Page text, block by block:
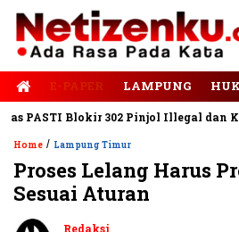
E-PAPER LAMPUNG
Blokir 302 Pinjol Illegal dan
Home / Lampung Timur
Proses Lelang Harus
Sesuai Aturan
Redaksi